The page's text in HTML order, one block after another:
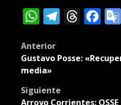
WhatsApp
Post
navigation
Anterior
Gustavo Posse:
media»
Siguiente
Arroyo Corrientes: